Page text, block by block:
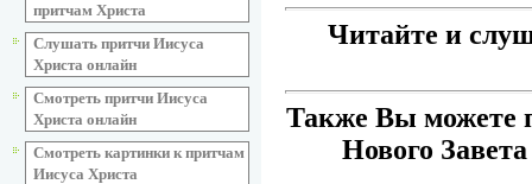
притчам Христа
Слушать притчи Иисуса
Христа онлайн
Смотреть притчи Иисуса
Христа онлайн
Смотреть картинки к притчам
Иисуса Христа
Читайте и
Также Вы можете
Нового